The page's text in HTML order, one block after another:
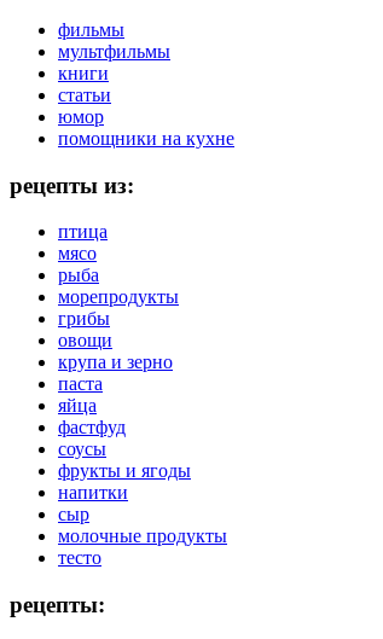
фильмы
мультфильмы
книги
статьи
юмор
помощники на кухне
рецепты из:
птица
мясо
рыба
морепродукты
грибы
овощи
крупа и зерно
паста
яйца
фастфуд
соусы
фрукты и ягоды
напитки
сыр
молочные продукты
тесто
рецепты: